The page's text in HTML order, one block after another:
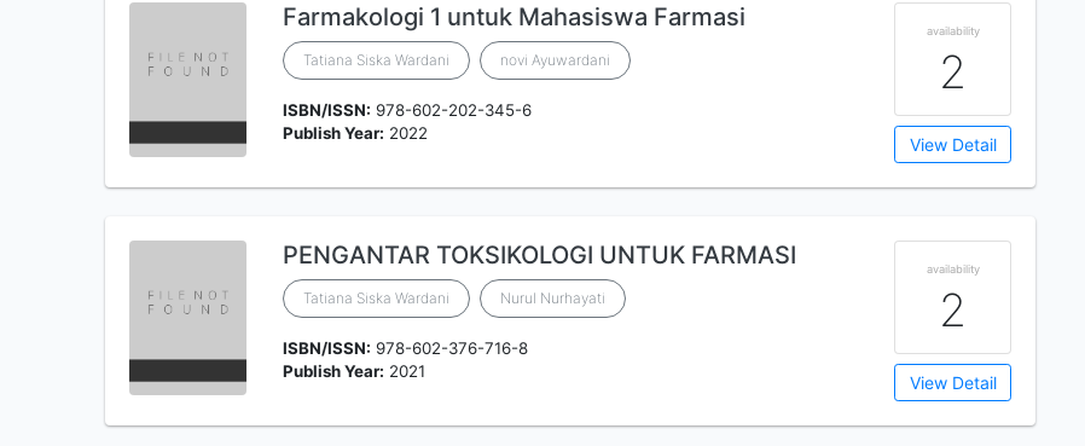
Farmakologi 1 untuk Mahasiswa Farmasi
Tatiana Siska Wardani novi Ayuwardani
ISBN/ISSN: 978-602-202-345-6
Publish Year: 2022
availability
2
View Detail
PENGANTAR TOKSIKOLOGI UNTUK FARMASI
Tatiana Siska Wardani Nurul Nurhayati
ISBN/ISSN: 978-602-376-716-8
Publish Year: 2021
availability
2
View Detail